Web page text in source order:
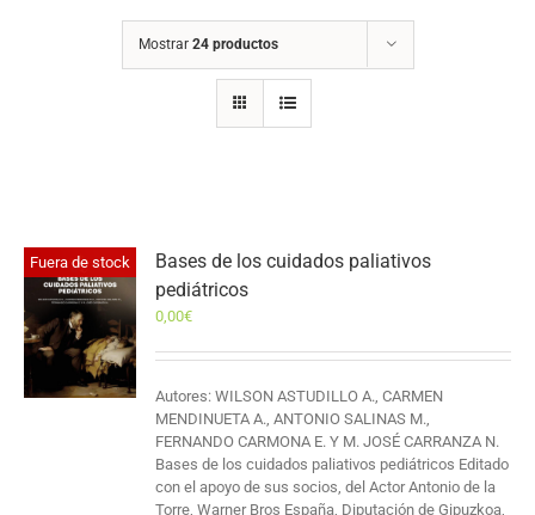
Mostrar 24 productos
Fuera de stock
Bases de los cuidados paliativos
pediátricos
0,00€
Autores: WILSON ASTUDILLO A., CARMEN
MENDINUETA A., ANTONIO SALINAS M.,
FERNANDO CARMONA E. Y M. JOSÉ CARRANZA N.
Bases de los cuidados paliativos pediátricos Editado
con el apoyo de sus socios, del Actor Antonio de la
Torre, Warner Bros España, Diputación de Gipuzkoa,